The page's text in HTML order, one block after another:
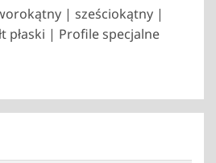
| sześciokątny |
płaski | Profile specjalne